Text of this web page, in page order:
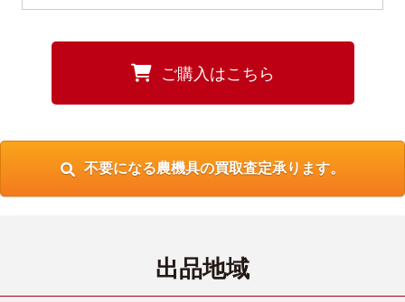
ご購入はこちら
不要になる農機具の買取査定承ります。
出品地域